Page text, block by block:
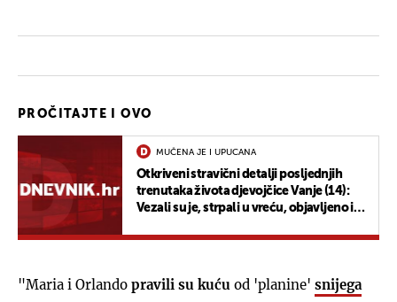
PROČITAJTE I OVO
MUČENA JE I UPUCANA
Otkriveni stravični detalji posljednjih
trenutaka života djevojčice Vanje (14):
Vezali su je, strpali u vreću, objavljeno i
"Maria i Orlando pravili su kuću od 'planine' snijega